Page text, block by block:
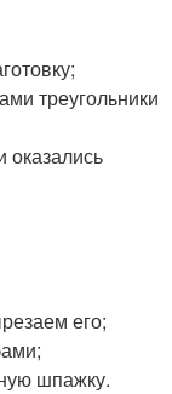
треугольники
оказались
его;
шпажку.